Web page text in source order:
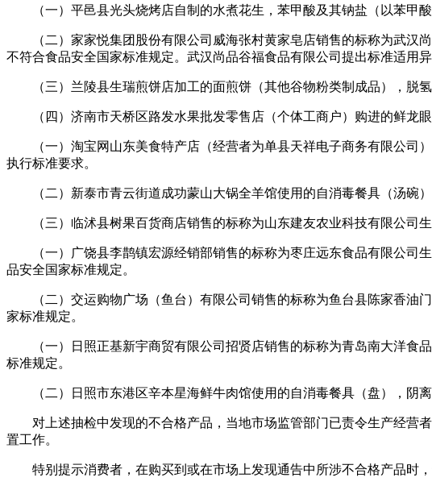
（一）平邑县光头烧烤店自制的水煮花生，苯甲酸及其钠盐（以苯甲酸
（二）家家悦集团股份有限公司威海张村黄家皂店销售的标称为武汉尚
不符合食品安全国家标准规定。武汉尚品谷福食品有限公司提出标准适用
（三）兰陵县生瑞煎饼店加工的面煎饼（其他谷物粉类制成品），脱氢
（四）济南市天桥区路发水果批发零售店（个体工商户）购进的鲜龙眼
（一）淘宝网山东美食特产店（经营者为单县天祥电子商务有限公司）
执行标准要求。
（二）新泰市青云街道成功蒙山大锅全羊馆使用的自消毒餐具（汤碗）
（三）临沭县树果百货商店销售的标称为山东建友农业科技有限公司生
（一）广饶县李鹊镇宏源经销部销售的标称为枣庄远东食品有限公司生
品安全国家标准规定。
（二）交运购物广场（鱼台）有限公司销售的标称为鱼台县陈家香油门
家标准规定。
（一）日照正基新宇商贸有限公司招贤店销售的标称为青岛南大洋食品
标准规定。
（二）日照市东港区辛本星海鲜牛肉馆使用的自消毒餐具（盘），阴离
对上述抽检中发现的不合格产品，当地市场监管部门已责令生产经营
置工作。
特别提示消费者，在购买到或在市场上发现通告中所涉不合格产品时，